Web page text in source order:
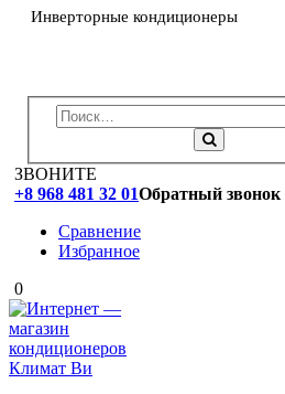
Инверторные кондиционеры
ЗВОНИТЕ
+8 968 481 32 01Обратный звонок
Сравнение
Избранное
0